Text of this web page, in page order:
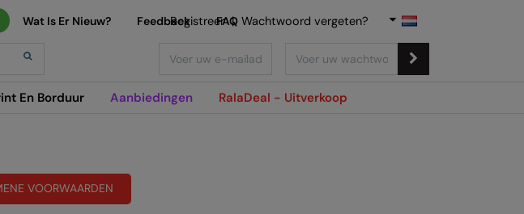
En Borduur Aanbiedingen RalaDeal - Uitverkoop
Wat Is Er Nieuw? Feedback FAQ
Registreer | Wachtwoord vergeten?
VOORWAARDEN